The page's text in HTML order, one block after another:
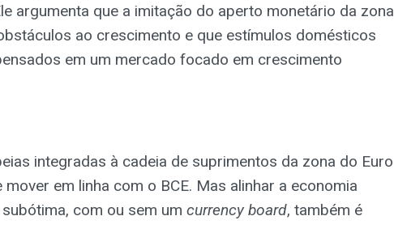
argumenta que a imitação do aperto monetário da zona
ao crescimento e que estímulos domésticos
em um mercado focado em crescimento
integradas à cadeia de suprimentos da zona do Euro
em linha com o BCE. Mas alinhar a economia
com ou sem um currency board, também é